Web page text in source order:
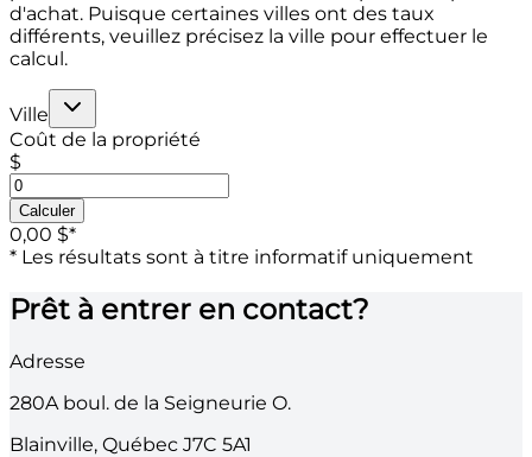
d'achat. Puisque certaines villes ont des taux
différents, veuillez précisez la ville pour effectuer le
calcul.
Ville
Coût de la propriété
$
Calculer
0,00 $*
* Les résultats sont à titre informatif uniquement
Prêt à entrer en contact?
Adresse
280A boul. de la Seigneurie O.
Blainville, Québec J7C 5A1